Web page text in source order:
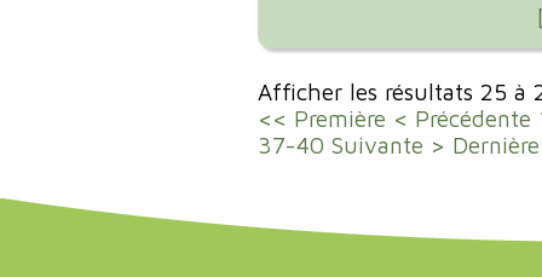
Afficher les résultats 25 à
<< Première < Précédente
37-40 Suivante >